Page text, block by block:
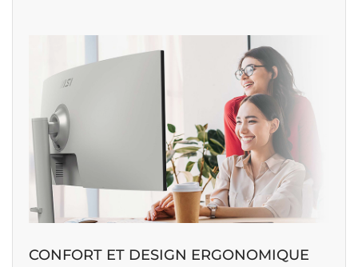
CONFORT ET DESIGN ERGONOMIQUE